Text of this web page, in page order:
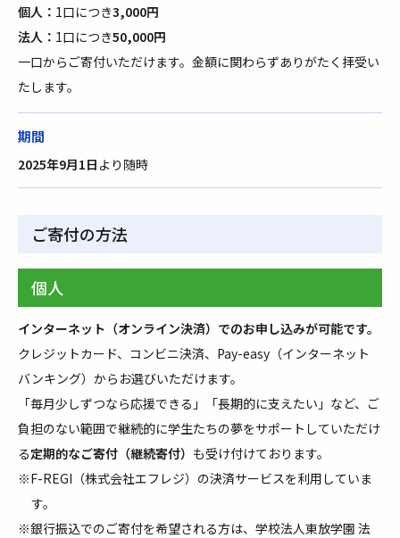
個人： 1口につき3,000円
法人： 1口につき50,000円
一口からご寄付いただけます。金額に関わらずありがたく拝受い
たします。
期間
2025年9月1日 より随時
ご寄付の方法
個人
インターネット（オンライン決済）でのお申し込みが可能です。
クレジットカード、コンビニ決済、Pay-easy（インターネット
バンキング）からお選びいただけます。
「毎月少しずつなら応援できる」「長期的に支えたい」など、ご
負担のない範囲で継続的に学生たちの夢をサポートしていただけ
る定期的なご寄付（継続寄付） も受け付けております。
※F-REGI（株式会社エフレジ）の決済サービスを利用していま
す。
※銀行振込でのご寄付を希望される方は、学校法人東放学園 法